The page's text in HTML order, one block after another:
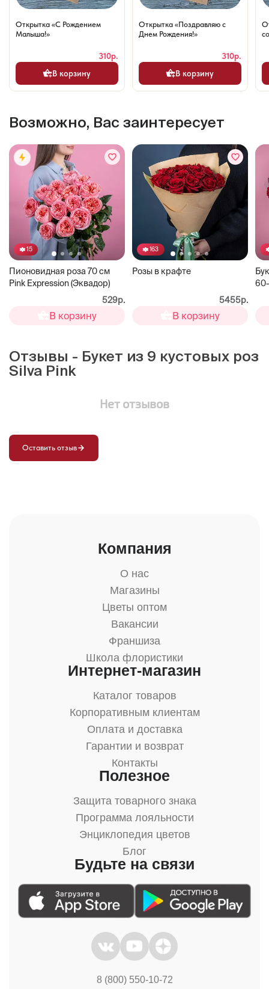
Открытка «С Рождением
Малыша!»
310р.
В корзину
Открытка «Поздравляю с
Днем Рождения!»
310р.
В корзину
Возможно, Вас заинтересует
15
Пионовидная роза 70 см
Pink Expression (Эквадор)
529р.
В корзину
163
Розы в крафте
5455р.
В корзину
Отзывы - Букет из 9 кустовых роз
Silva Pink
Нет отзывов
Оставить отзыв
Компания
О нас
Магазины
Цветы оптом
Вакансии
Франшиза
Школа флористики
Интернет-магазин
Каталог товаров
Корпоративным клиентам
Оплата и доставка
Гарантии и возврат
Контакты
Полезное
Защита товарного знака
Программа лояльности
Энциклопедия цветов
Блог
Будьте на связи
8 (800) 550-10-72